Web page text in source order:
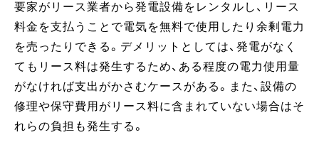
要家がリース業者から発電設備をレンタルし、リース
料金を支払うことで電気を無料で使用したり余剰電力
を売ったりできる。デメリットとしては、発電がなく
てもリース料は発生するため、ある程度の電力使用量
がなければ支出がかさむケースがある。また、設備の
修理や保守費用がリース料に含まれていない場合はそ
れらの負担も発生する。